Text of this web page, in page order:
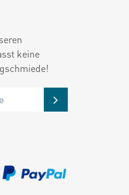
keine